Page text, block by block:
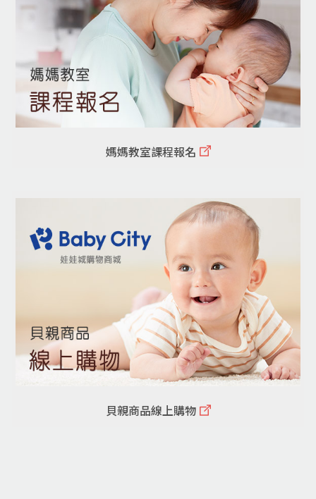
媽媽教室課程報名
貝親商品線上購物